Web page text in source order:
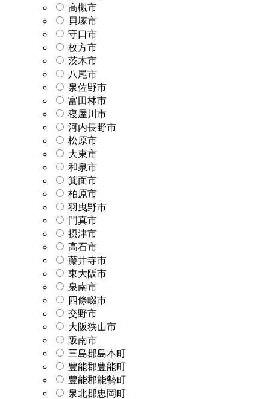
高槻市
貝塚市
守口市
枚方市
茨木市
八尾市
泉佐野市
富田林市
寝屋川市
河内長野市
松原市
大東市
和泉市
箕面市
柏原市
羽曳野市
門真市
摂津市
高石市
藤井寺市
東大阪市
泉南市
四條畷市
交野市
大阪狭山市
阪南市
三島郡島本町
豊能郡豊能町
豊能郡能勢町
泉北郡忠岡町